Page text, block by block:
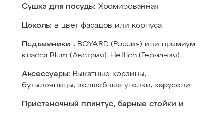
Сушка для посуды: Хромированная
Цоколь: в цвет фасадов или корпуса
Подъемники : BOYARD (Россия) или премиум
класса Blum (Австрия), Hettich (Германия)
Аксессуары: Выкатные корзины,
бутылочницы, волшебные уголки, карусели
Пристеночный плинтус, барные стойки и